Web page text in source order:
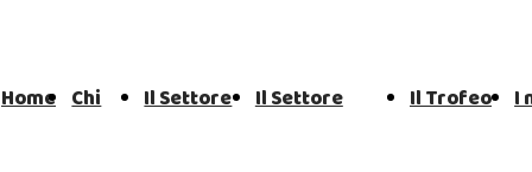
Home Chi Il Settore Il Settore Il Trofeo I